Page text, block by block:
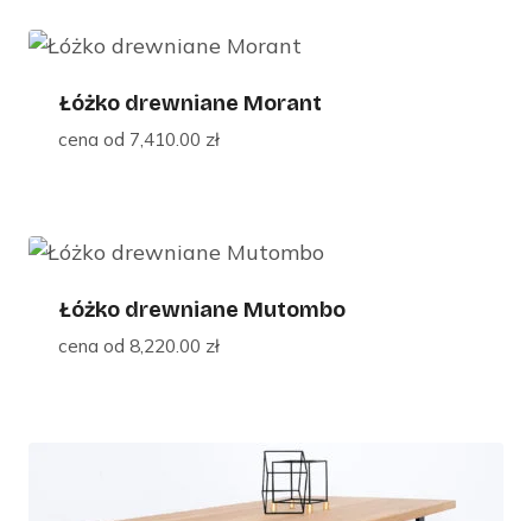
Łóżko drewniane Morant
cena od 7,410.00 zł
Łóżko drewniane Mutombo
cena od 8,220.00 zł